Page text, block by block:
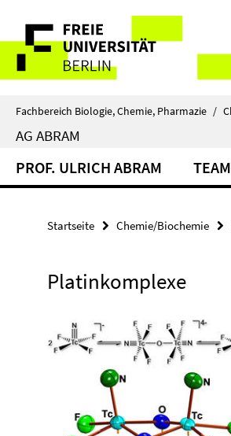
direkt
Inhalt
Service-
Navigation
Fachbereich Biologie, Chemie, Pharmazie /
AG ABRAM
PROF. ULRICH ABRAM TEAM
Startseite Chemie/Biochemie
Platinkomplexe